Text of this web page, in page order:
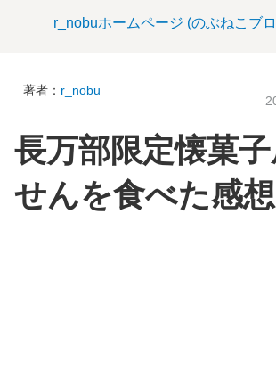
r_nobuホームページ (のぶねこブ
著者： r_nobu
長万部限定懐菓
せんを食べた感想